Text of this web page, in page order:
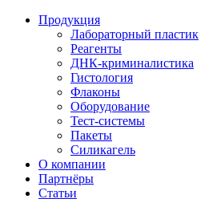
Продукция
Лабораторный пластик
Реагенты
ДНК-криминалистика
Гистология
Флаконы
Оборудование
Тест-системы
Пакеты
Силикагель
О компании
Партнёры
Статьи